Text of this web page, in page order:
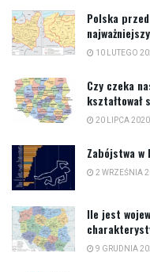
Polska
10 LUTEGO
Czy czeka
kształtował
20 LIPCA 2020
Zabójstwa w
2 WRZEŚNIA
Ile jest
9 GRUDNIA